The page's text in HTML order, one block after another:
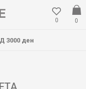
0
0
3000 ден